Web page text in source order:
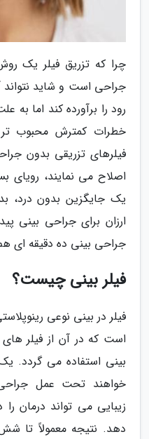
چرا که تزریق فیلر یک
جراحی است و شاید نتواند
رود را برآورده کند اما
خطرات کمترش محبوب
فیلرهای تزریقی بدون
اصلاح می نمایند،
یک جایگزین بدون درد،
ارزان برای جراحی بینی
جراحی بینی ده دقیقه ای
فیلر بینی چیست؟
فیلر در بینی نوعی
است که در آن از فیلر
بینی استفاده می گردد.
خواهند تحت عمل
زیبایی می تواند درمان
دهد. نتیجه معمولاً تا